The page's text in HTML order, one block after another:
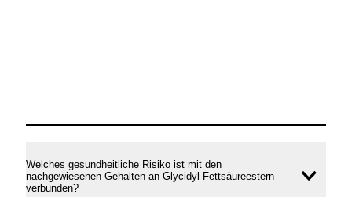
Welches gesundheitliche Risiko ist mit den
nachgewiesenen Gehalten an Glycidyl-Fettsäureestern
verbunden?